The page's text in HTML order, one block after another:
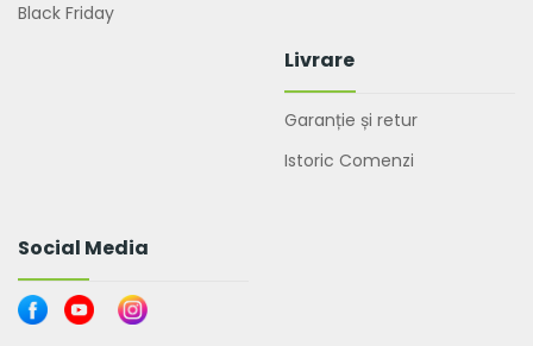
Black Friday
Livrare
Garanție și retur
Istoric Comenzi
Social Media